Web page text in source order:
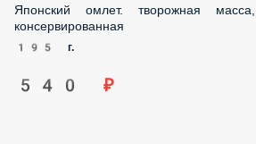
Японский омлет. творожная масса, вишня
консервированная
195 г.
540 ₽